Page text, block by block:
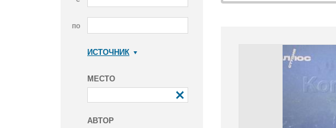
по
ИСТОЧНИК
МЕСТО
АВТОР